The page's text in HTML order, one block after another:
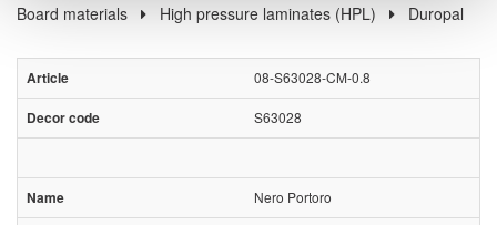
Board materials High pressure laminates (HPL) Duropal
08-S63028-CM-0.8
S63028
Nero Portoro